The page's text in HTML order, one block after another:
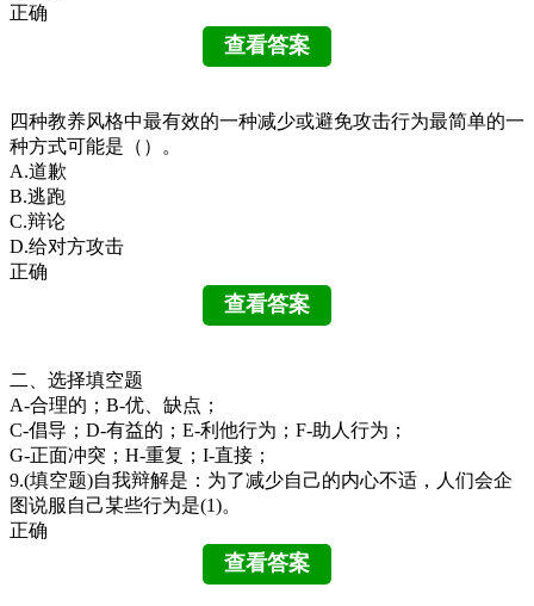
正确
四种教养风格中最有效的一种减少或避免攻击行为最简单的一
种方式可能是（）。
A.道歉
B.逃跑
C.辩论
D.给对方攻击
正确
二、选择填空题
A-合理的；B-优、缺点；
C-倡导；D-有益的；E-利他行为；F-助人行为；
G-正面冲突；H-重复；I-直接；
9.(填空题)自我辩解是：为了减少自己的内心不适，人们会企
图说服自己某些行为是(1)。
正确